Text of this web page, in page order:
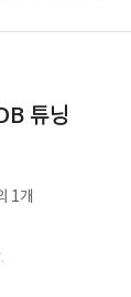
튜닝
1개